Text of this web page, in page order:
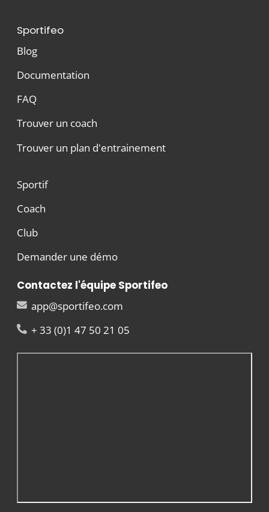
Sportifeo
Blog
Documentation
FAQ
Trouver un coach
Trouver un plan d'entrainement
Sportif
Coach
Club
Demander une démo
Contactez l'équipe Sportifeo
app@sportifeo.com
+ 33 (0)1 47 50 21 05